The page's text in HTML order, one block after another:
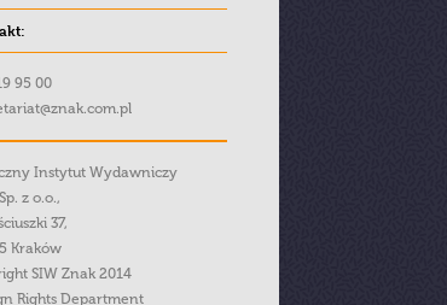
95 00
Instytut Wydawniczy
z o.o.,
37,
Kraków
SIW Znak 2014
Rights Department